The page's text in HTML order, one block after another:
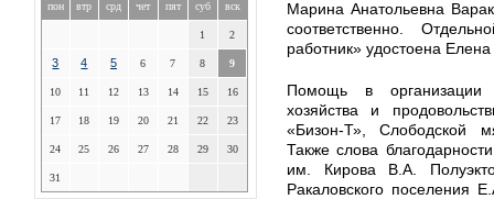
пон втр срд чет пят суб вск
1 2
3 4 5 6 7 8 9
10 11 12 13 14 15 16
17 18 19 20 21 22 23
24 25 26 27 28 29 30
31
Марина Анатольевна
соответственно.
работник» удостоена
Помощь в организации
хозяйства и
«Бизон-Т», Слободской
Также слова
им. Кирова В.А.
Ракаловского поселения